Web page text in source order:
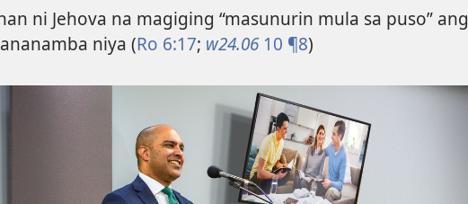
ni Jehova na magiging “masunurin mula sa puso” ang
niya (Ro 6:17; w24.0610 ¶8)